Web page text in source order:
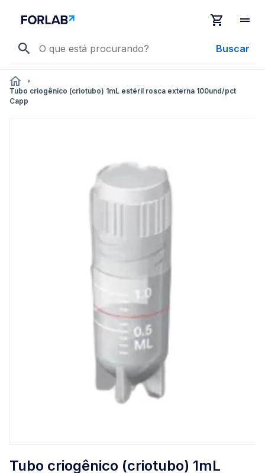
Buscar
Tubo criogênico (criotubo) 1mL estéril rosca externa 100und/pct
Capp
para
Tubo criogênico (criotubo) 1mL